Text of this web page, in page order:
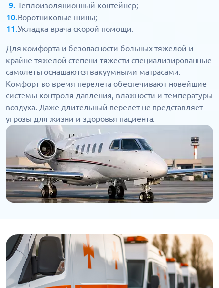
Теплоизоляционный контейнер;
Воротниковые шины;
Укладка врача скорой помощи.
Для комфорта и безопасности больных тяжелой и
крайне тяжелой степени тяжести специализированные
самолеты оснащаются вакуумными матрасами.
Комфорт во время перелета обеспечивают новейшие
системы контроля давления, влажности и температуры
воздуха. Даже длительный перелет не представляет
угрозы для жизни и здоровья пациента.